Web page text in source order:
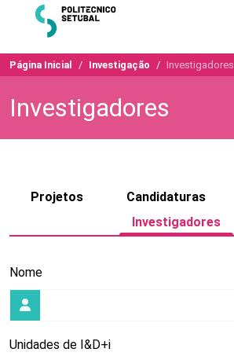
Página Inicial Investigação Investigadores
Investigadores
Projetos Candidaturas
Investigadores
Nome
Unidades de I&D+i